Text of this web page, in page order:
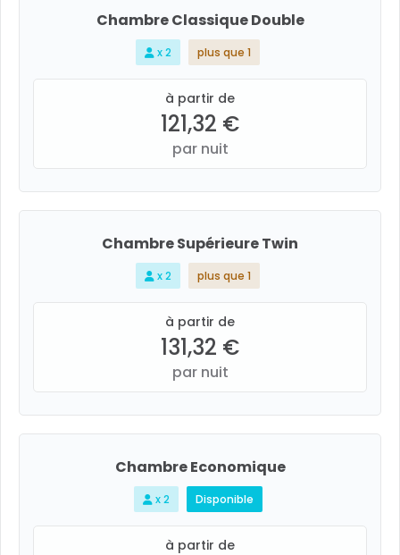
Chambre Classique Double
x 2 plus que 1
à partir de
121,32 €
par nuit
Chambre Supérieure Twin
x 2 plus que 1
à partir de
131,32 €
par nuit
Chambre Economique
x 2 Disponible
à partir de